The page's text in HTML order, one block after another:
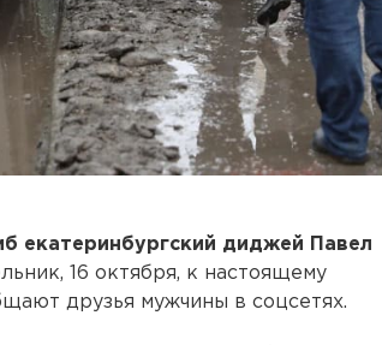
екатеринбургский диджей Павел
16 октября, к настоящему
друзья мужчины в соцсетях.